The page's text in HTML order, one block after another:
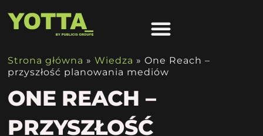
Strona główna »Wiedza »One Reach –
przyszłość planowania mediów
ONE REACH –
PRZYSZŁOŚĆ